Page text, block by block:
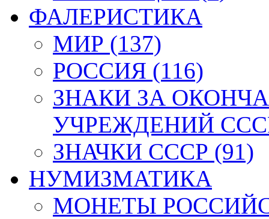
ФАЛЕРИСТИКА
МИР (137)
РОССИЯ (116)
ЗНАКИ ЗА
УЧРЕЖДЕНИЙ
ЗНАЧКИ СССР (91)
НУМИЗМАТИКА
МОНЕТЫ